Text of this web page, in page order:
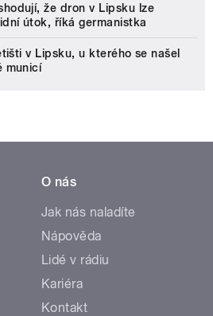
že dron v Lipsku lze
útok, říká germanistka
v Lipsku, u kterého se našel
municí
O nás
Jak nás naladíte
Nápověda
Lidé v rádiu
Kariéra
Kontakt